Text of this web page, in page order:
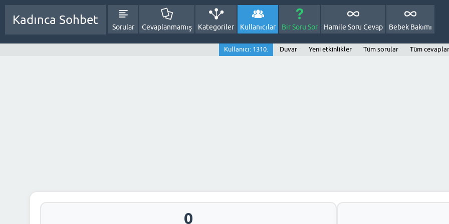
Kadınca Sohbet
Sorular Cevaplanmamış Kategoriler Kullanıcılar Bir Soru Sor Hamile Soru Cevap Bebek Bakımı
Kullanıcı: 1310. Duvar Yeni etkinlikler Tüm sorular Tüm cevaplar
0